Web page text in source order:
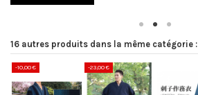
16 autres produits dans la même catégorie :
-10,00 € -23,00 €